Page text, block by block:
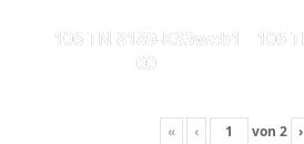
106 TN 8189-KS3web1
00
106
« ‹ von 2 ›